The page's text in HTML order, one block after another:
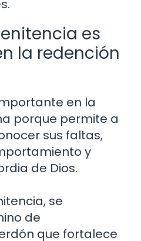
es
la redención
en la
porque permite a
sus faltas,
y
de Dios.
se
de
que fortalece